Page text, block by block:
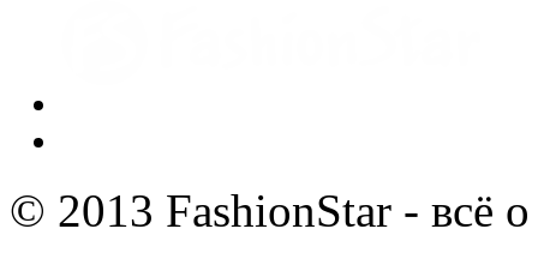
© 2013 FashionStar - всё